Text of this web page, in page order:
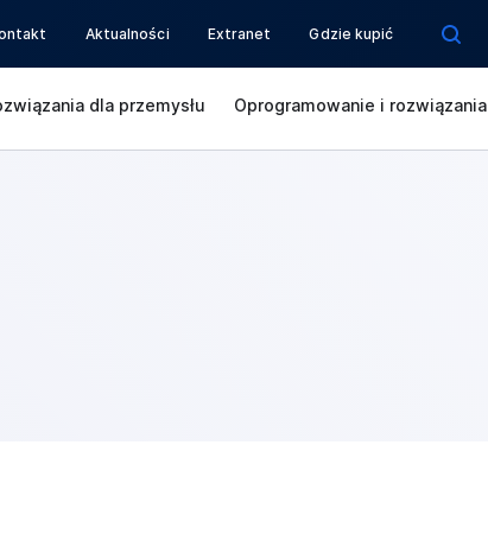
Aktualności Extranet Gdzie kupić
dla przemysłu Oprogramowanie i rozwiązania